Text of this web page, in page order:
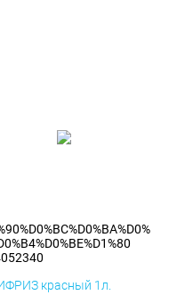
красный 1л.